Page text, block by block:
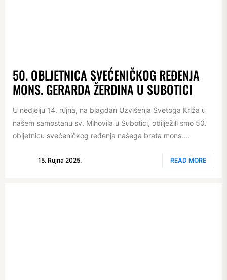
50. OBLJETNICA SVEĆENIČKOG REĐENJA
MONS. GERARDA ŽERDINA U SUBOTICI
U nedjelju 14. rujna, na blagdan Uzvišenja Svetoga Križa u
našem samostanu sv. Mihovila u Subotici, obilježili smo 50.
obljetnicu svećeničkog ređenja našega brata mons....
15. Rujna 2025. READ MORE